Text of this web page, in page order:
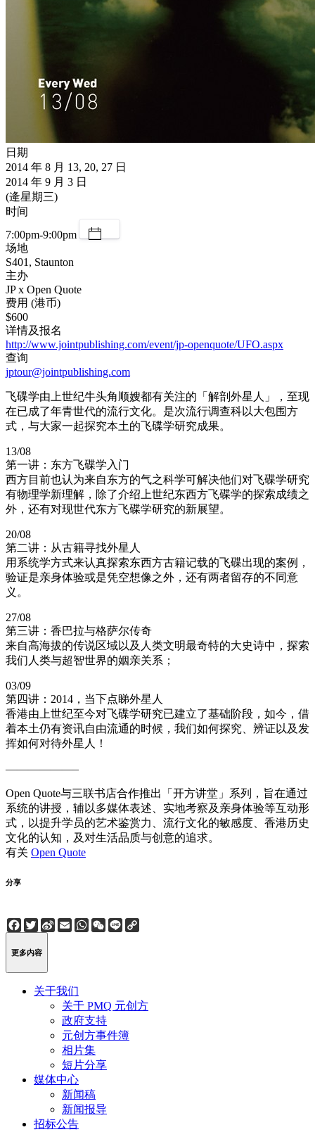
日期
2014 年 8 月 13, 20, 27 日
2014 年 9 月 3 日
(逄星期三)
时间
7:00pm-9:00pm
场地
S401, Staunton
主办
JP x Open Quote
费用 (港币)
$600
详情及报名
http://www.jointpublishing.com/event/jp-openquote/UFO.aspx
查询
jptour@jointpublishing.com
飞碟学由上世纪牛头角顺嫂都有关注的「解剖外星人」，至现
在已成了年青世代的流行文化。是次流行调查科以大包围方
式，与大家一起探究本土的飞碟学研究成果。
13/08
第一讲：东方飞碟学入门
西方目前也认为来自东方的气之科学可解决他们对飞碟学研究
有物理学新理解，除了介绍上世纪东西方飞碟学的探索成绩之
外，还有对现世代东方飞碟学研究的新展望。
20/08
第二讲：从古籍寻找外星人
用系统学方式来认真探索东西方古籍记载的飞碟出现的案例，
验证是亲身体验或是凭空想像之外，还有两者留存的不同意
义。
27/08
第三讲：香巴拉与格萨尔传奇
来自高海拔的传说区域以及人类文明最奇特的大史诗中，探索
我们人类与超智世界的姻亲关系；
03/09
第四讲：2014，当下点睇外星人
香港由上世纪至今对飞碟学研究已建立了基础阶段，如今，借
着本土仍有资讯自由流通的时候，我们如何探究、辨证以及发
挥如何对待外星人！
——————–
Open Quote与三联书店合作推出「开方讲堂」系列，旨在通过
系统的讲授，辅以多媒体表述、实地考察及亲身体验等互动形
式，以提升学员的艺术鉴赏力、流行文化的敏感度、香港历史
文化的认知，及对生活​​品质与创意的追求。
有关 Open Quote
分享
Facebook
Twitter
Sina
Weibo
EmailWhatsApp
WeChat
Line
更多内容
关于我们
关于 PMQ 元创方
政府支持
元创方事件簿
相片集
短片分享
媒体中心
新闻稿
新闻报导
招标公告